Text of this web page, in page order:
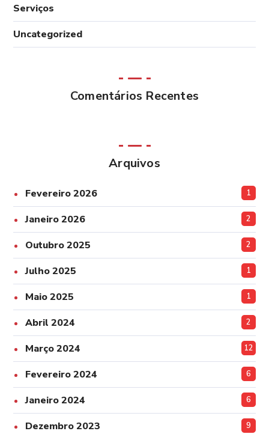
Serviços
Uncategorized
Comentários Recentes
Arquivos
Fevereiro 2026 1
Janeiro 2026 2
Outubro 2025 2
Julho 2025 1
Maio 2025 1
Abril 2024 2
Março 2024 12
Fevereiro 2024 6
Janeiro 2024 6
Dezembro 2023 9